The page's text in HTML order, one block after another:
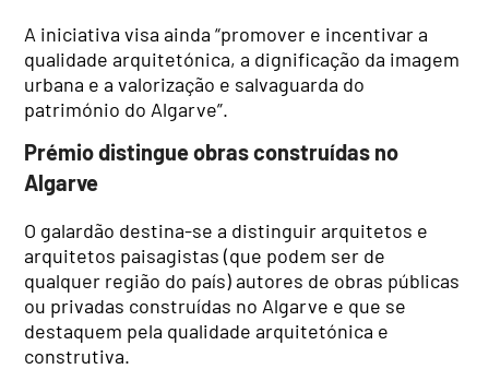
A iniciativa visa ainda “promover e incentivar a
qualidade arquitetónica, a dignificação da imagem
urbana e a valorização e salvaguarda do
património do Algarve”.
Prémio distingue obras construídas no
Algarve
O galardão destina-se a distinguir arquitetos e
arquitetos paisagistas (que podem ser de
qualquer região do país) autores de obras públicas
ou privadas construídas no Algarve e que se
destaquem pela qualidade arquitetónica e
construtiva.